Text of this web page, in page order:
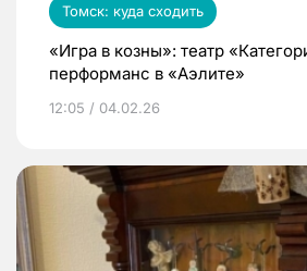
Томск: куда сходить
«Игра в козны»: театр
перформанс в «Аэлите»
12:05 / 04.02.26